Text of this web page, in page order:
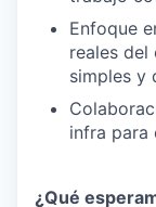
Enfoque
reales
simples y
infra para
¿Qué